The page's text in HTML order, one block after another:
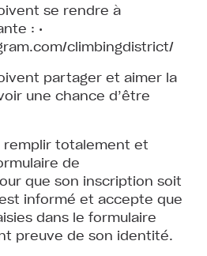
se rendre à
: •
climbingdistrict/
partager et aimer la
une chance d’être
totalement et
de
que son inscription soit
informé et accepte que
dans le formulaire
preuve de son identité.